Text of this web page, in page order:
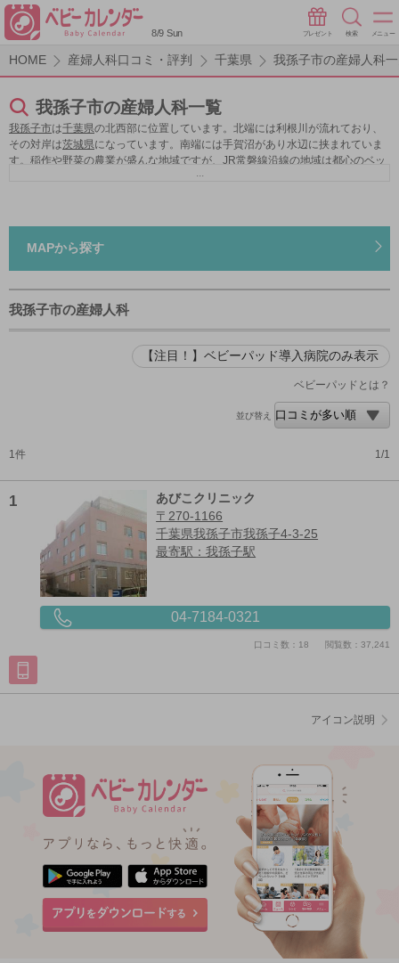
8/9 Sun プレゼント 検索 メニュー
HOME 産婦人科口コミ・評判 千葉県 我孫子市の産婦人科
我孫子市の産婦人科一覧
我孫子市は千葉県の北西部に位置しています。北端には利根川が流れており、
その対岸は茨城県になっています。南端には手賀沼があり水辺に挟まれていま
す。稲作や野菜の農業が盛んな地域ですが、JR常磐線沿線の地域は都心のベッ
我孫子市
の食育にも役立ちます。すぐに畑の広がるのどかな場所に出られるので、自然
豊かな環境でのびのびと子育てができます。
の産婦人科には、内科や
小児科など妊婦だけでなく家族までをしっかりサポートしてくれる体制の整っ
たクリニックが存在します。産婦人科のある総合病院は市内にありませんが、
近隣の柏市にある東京慈恵会医科大学附属柏病院など市外の病院に選択肢があ
ります。同様に柏市には産婦人科のクリニックが多いので、その中からも自分
に合ったクリニックを選択できます。
...
MAPから探す
我孫子市の産婦人科
【注目！】ベビーパッド導入病院のみ表示
ベビーパッドとは？
並び替え
1件 1/1
1
あびこクリニック
〒270-1166
千葉県我孫子市我孫子4-3-25
最寄駅：我孫子駅
04-7184-0321
口コミ数：18 閲覧数：37,241
アイコン説明